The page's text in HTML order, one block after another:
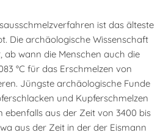
ist das älteste
Die archäologische Wissenschaft
ab wann die Menschen auch die
°C für das Erschmelzen von
Jüngste archäologische Funde
und Kupferschmelzen
ebenfalls aus der Zeit von 3400 bis
aus der Zeit in der der Eismann